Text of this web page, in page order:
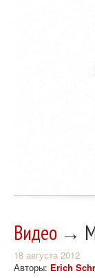
Видео→
18 августа 2012
Авторы: Erich